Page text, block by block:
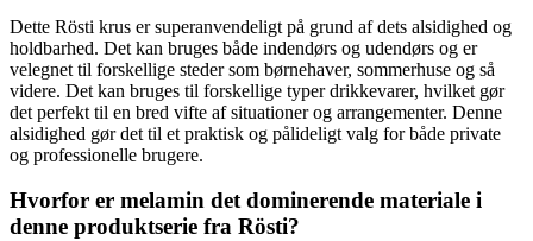
Dette Rösti krus er superanvendeligt på grund af dets alsidighed og
holdbarhed. Det kan bruges både indendørs og udendørs og er
velegnet til forskellige steder som børnehaver, sommerhuse og så
videre. Det kan bruges til forskellige typer drikkevarer, hvilket gør
det perfekt til en bred vifte af situationer og arrangementer. Denne
alsidighed gør det til et praktisk og pålideligt valg for både private
og professionelle brugere.
Hvorfor er melamin det dominerende materiale i
denne produktserie fra Rösti?